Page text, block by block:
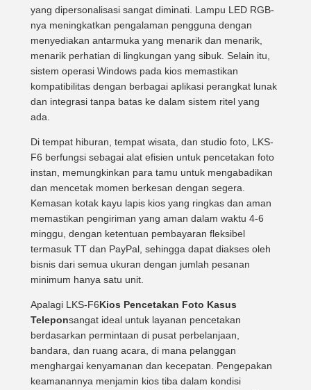
yang dipersonalisasi sangat diminati. Lampu LED RGB-
nya meningkatkan pengalaman pengguna dengan
menyediakan antarmuka yang menarik dan menarik,
menarik perhatian di lingkungan yang sibuk. Selain itu,
sistem operasi Windows pada kios memastikan
kompatibilitas dengan berbagai aplikasi perangkat lunak
dan integrasi tanpa batas ke dalam sistem ritel yang
ada.
Di tempat hiburan, tempat wisata, dan studio foto, LKS-
F6 berfungsi sebagai alat efisien untuk pencetakan foto
instan, memungkinkan para tamu untuk mengabadikan
dan mencetak momen berkesan dengan segera.
Kemasan kotak kayu lapis kios yang ringkas dan aman
memastikan pengiriman yang aman dalam waktu 4-6
minggu, dengan ketentuan pembayaran fleksibel
termasuk TT dan PayPal, sehingga dapat diakses oleh
bisnis dari semua ukuran dengan jumlah pesanan
minimum hanya satu unit.
Apalagi LKS-F6Kios Pencetakan Foto Kasus
Teleponsangat ideal untuk layanan pencetakan
berdasarkan permintaan di pusat perbelanjaan,
bandara, dan ruang acara, di mana pelanggan
menghargai kenyamanan dan kecepatan. Pengepakan
keamanannya menjamin kios tiba dalam kondisi